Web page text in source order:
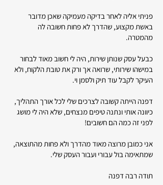
פניתי אליה לאחר בדיקה מעמיקה שאכן מדובר
באשת מקצוע, שהדרך לא פחות חשובה לה
מהמטרה.
כבעל עסק שנותן שירות, היה לי חשוב מאוד לבחור
במישהו שירותי, שרואה אך ורק את טובת הלקוח, ולא
העיקר לקבל עוד תיק ולסמן וי.
דפנה הייתה קשובה לצרכים שלי לכל אורך התהליך,
כיוונה אותי ונתנה טיפים מנצחים, שלא היה לי מושג
לפני זה כמה הם חשובים!
אני כמובן מרוצה מאוד מהדרך ולא פחות מהתוצאה,
שמתאימה בול עבורי ועבור העסק שלי.
תודה רבה דפנה